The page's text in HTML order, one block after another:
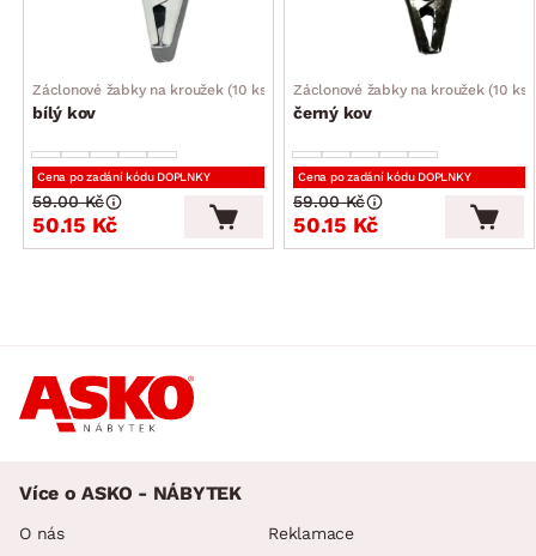
Záclonové žabky na kroužek (10 ks)
bílý kov
Cena po zadání kódu DOPLNKY
50.15 Kč
59.00 Kč
Záclonové žabky na kroužek (10 ks)
černý kov
Cena po zadání kódu DOPLNKY
50.15 Kč
59.00 Kč
Více o ASKO - NÁBYTEK
O nás Reklamace